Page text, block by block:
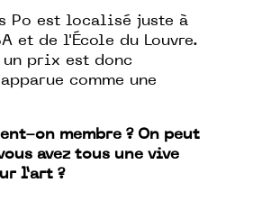
Po est localisé juste à
et de l'École du Louvre.
prix est donc
comme une
on membre ? On peut
avez tous une vive
l’art ?